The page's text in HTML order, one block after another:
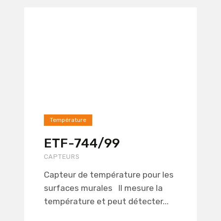
Température
ETF-744/99
CAPTEURS
Capteur de température pour les
surfaces murales Il mesure la
température et peut détecter...